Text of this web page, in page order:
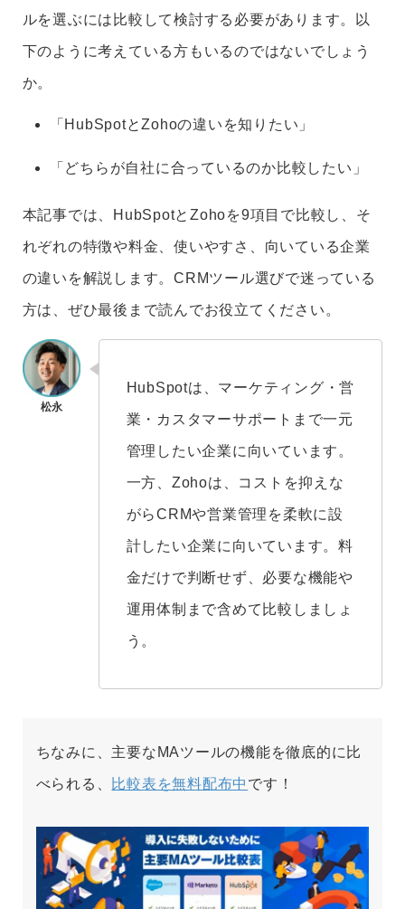
ルを選ぶには比較して検討する必要があります。以
下のように考えている方もいるのではないでしょう
か。
「HubSpotとZohoの違いを知りたい」
「どちらが自社に合っているのか比較したい」
本記事では、HubSpotとZohoを9項目で比較し、そ
れぞれの特徴や料金、使いやすさ、向いている企業
の違いを解説します。CRMツール選びで迷っている
方は、ぜひ最後まで読んでお役立てください。
HubSpotは、マーケティング・営
業・カスタマーサポートまで一元
管理したい企業に向いています。
一方、Zohoは、コストを抑えな
がらCRMや営業管理を柔軟に設
計したい企業に向いています。料
金だけで判断せず、必要な機能や
運用体制まで含めて比較しましょ
う。
ちなみに、主要なMAツールの機能を徹底的に比
べられる、 比較表を無料配布中 です！